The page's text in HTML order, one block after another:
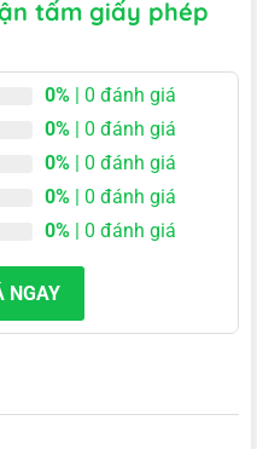
tấm giấy phép
0% | 0 đánh giá
0% | 0 đánh giá
0% | 0 đánh giá
0% | 0 đánh giá
0% | 0 đánh giá
NGAY